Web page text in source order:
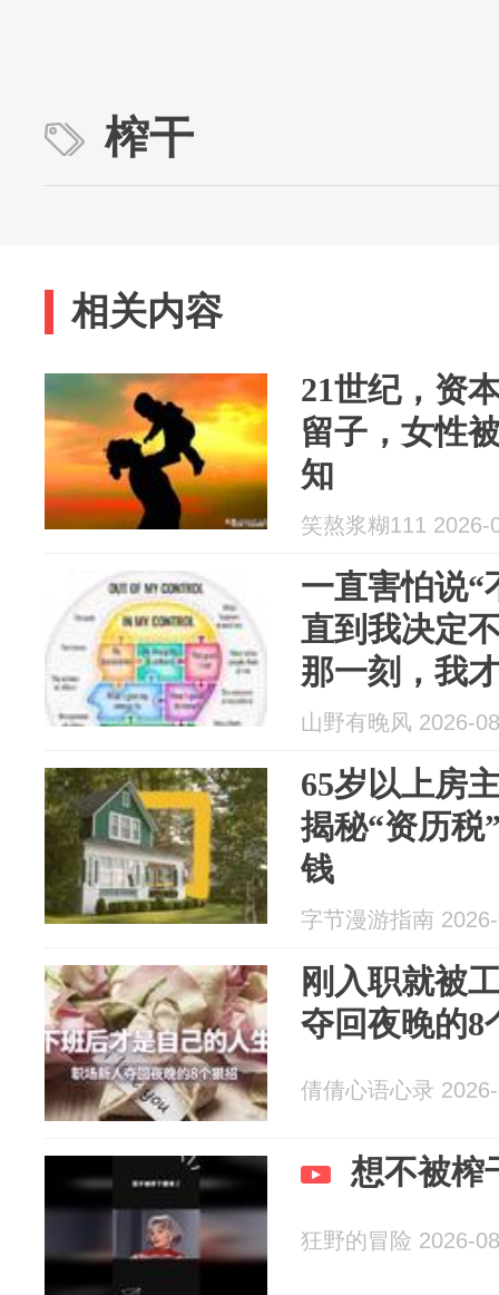
榨干
相关内容
21世纪，资
留子，女性
知
笑熬浆糊111 2026-
一直害怕说“
直到我决定
那一刻，我
山野有晚风 2026-
65岁以上房
揭秘“资历税
钱
字节漫游指南
刚入职就被
夺回夜晚的8
倩倩心语心录
想不被榨
狂野的冒险 2026-